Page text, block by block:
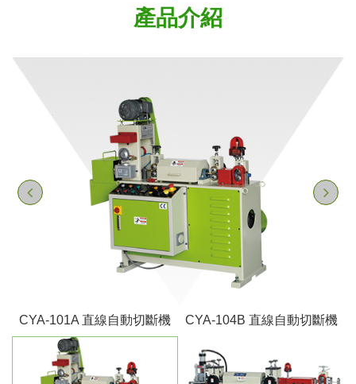
產品介紹
CYA-101A 直線自動切斷機 CYA-104B 直線自動切斷機